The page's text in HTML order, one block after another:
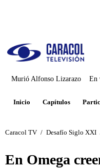
Murió Alfonso Lizarazo En
Inicio Capítulos
Caracol TV / Desafío Siglo XXI
En Omega